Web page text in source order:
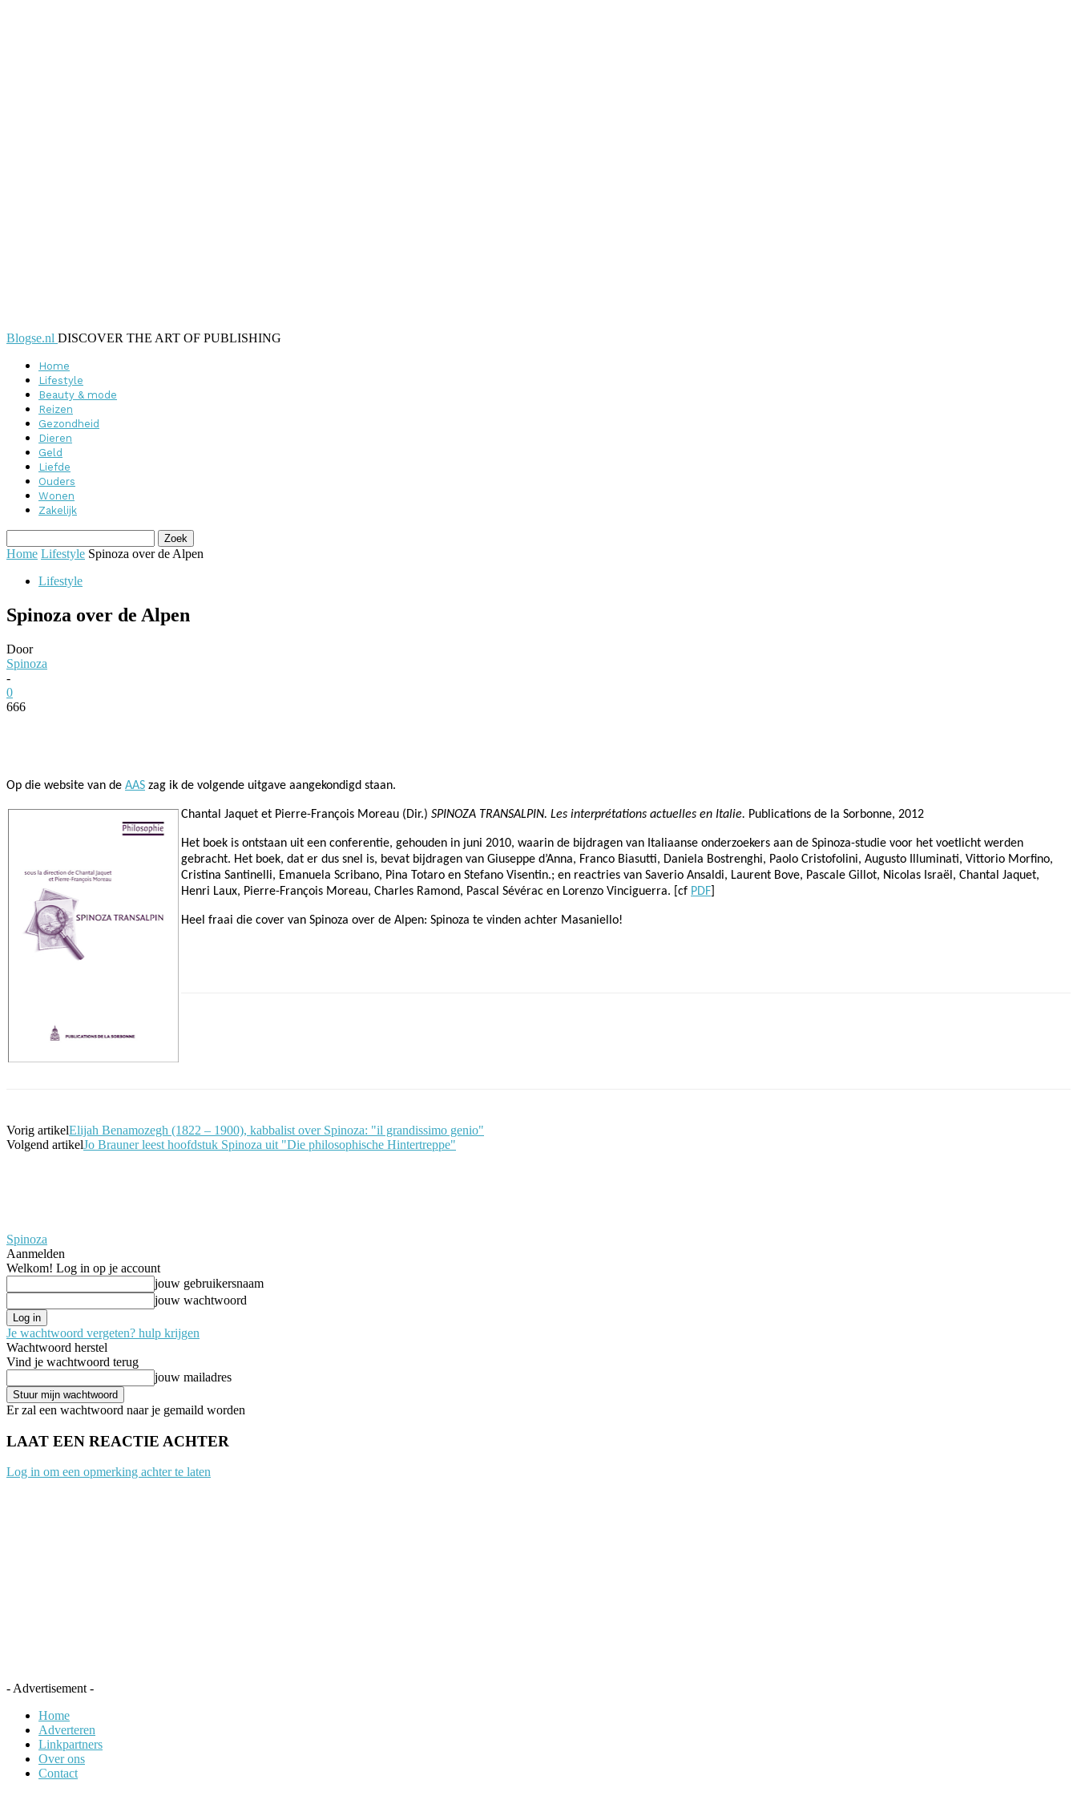
Blogse.nl DISCOVER THE ART OF PUBLISHING
Home
Lifestyle
Beauty & mode
Reizen
Gezondheid
Dieren
Geld
Liefde
Ouders
Wonen
Zakelijk
Home Lifestyle Spinoza over de Alpen
Lifestyle
Spinoza over de Alpen
Door
Spinoza
-
0
666
Op die website van de AAS zag ik de volgende uitgave aangekondigd staan.
Chantal Jaquet et Pierre-François Moreau (Dir.) SPINOZA TRANSALPIN. Les interprétations actuelles en Italie. Publications de la Sorbonne, 2012
Het boek is ontstaan uit een conferentie, gehouden in juni 2010, waarin de bijdragen van Italiaanse onderzoekers aan de Spinoza-studie voor het voetlicht werden
gebracht. Het boek, dat er dus snel is, bevat bijdragen van Giuseppe d’Anna, Franco Biasutti, Daniela Bostrenghi, Paolo Cristofolini, Augusto Illuminati, Vittorio Morfino,
Cristina Santinelli, Emanuela Scribano, Pina Totaro en Stefano Visentin.; en reactries van Saverio Ansaldi, Laurent Bove, Pascale Gillot, Nicolas Israël, Chantal Jaquet,
Henri Laux, Pierre-François Moreau, Charles Ramond, Pascal Sévérac en Lorenzo Vinciguerra. [cf PDF
Heel fraai die cover van Spinoza over de Alpen: Spinoza te vinden achter Masaniello!
Vorig artikelElijah Benamozegh (1822 – 1900), kabbalist over Spinoza: "il grandissimo genio"
Volgend artikelJo Brauner leest hoofdstuk Spinoza uit "Die philosophische Hintertreppe"
Spinoza
Aanmelden
Welkom! Log in op je account
jouw gebruikersnaam
jouw wachtwoord
Je wachtwoord vergeten? hulp krijgen
Wachtwoord herstel
Vind je wachtwoord terug
jouw mailadres
Er zal een wachtwoord naar je gemaild worden
LAAT EEN REACTIE ACHTER
Log in om een opmerking achter te laten
- Advertisement -
Home
Adverteren
Linkpartners
Over ons
Contact